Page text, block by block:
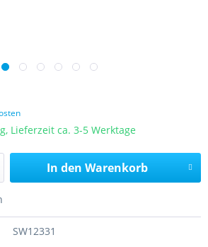
Lieferzeit ca. 3-5 Werktage
In den Warenkorb
SW12331